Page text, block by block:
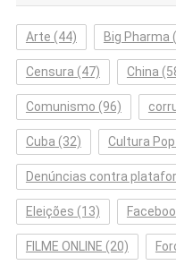
Arte (44) Big Pharma
Censura (47) China
Comunismo (96)
Cuba (32) Cultura Pop
Denúncias contra
Eleições (13)
FILME ONLINE (20)